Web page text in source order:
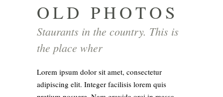
OLD PHOTOS
Staurants in the country. This is
the place wher
Lorem ipsum dolor sit amet, consectetur
adipiscing elit. Integer facilisis lorem quis